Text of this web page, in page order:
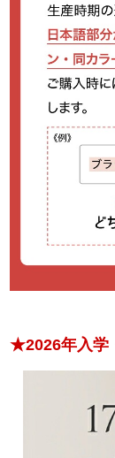
★2026年入学